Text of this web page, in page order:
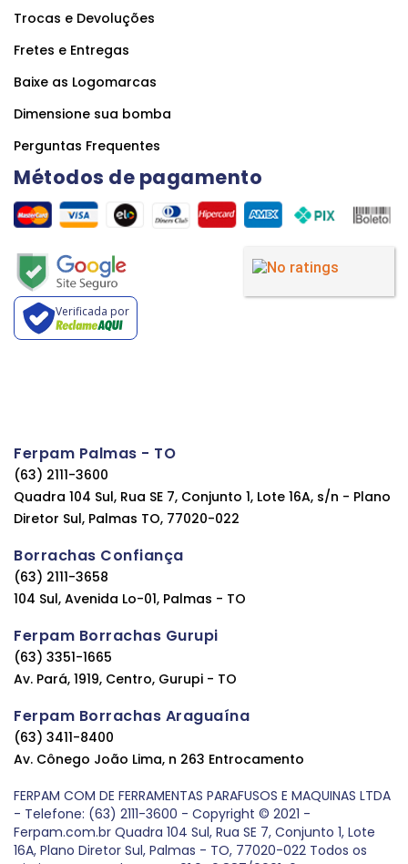
Trocas e Devoluções
Fretes e Entregas
Baixe as Logomarcas
Dimensione sua bomba
Perguntas Frequentes
Métodos de pagamento
Verificada por
Ferpam Palmas - TO
(63) 2111-3600
Quadra 104 Sul, Rua SE 7, Conjunto 1, Lote 16A, s/n - Plano
Diretor Sul, Palmas TO, 77020-022
Borrachas Confiança
(63) 2111-3658
104 Sul, Avenida Lo-01, Palmas - TO
Ferpam Borrachas Gurupi
(63) 3351-1665
Av. Pará, 1919, Centro, Gurupi - TO
Ferpam Borrachas Araguaína
(63) 3411-8400
Av. Cônego João Lima, n 263 Entrocamento
FERPAM COM DE FERRAMENTAS PARAFUSOS E MAQUINAS LTDA
- Telefone: (63) 2111-3600 - Copyright © 2021 -
Ferpam.com.br Quadra 104 Sul, Rua SE 7, Conjunto 1, Lote
16A, Plano Diretor Sul, Palmas - TO, 77020-022 Todos os